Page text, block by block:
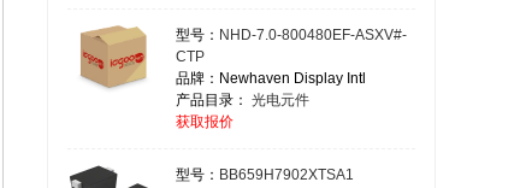
型号： NHD-7.0-800480EF-ASXV#-
CTP
品牌：Newhaven Display Intl
产品目录： 光电元件
获取报价
型号： BB659H7902XTSA1